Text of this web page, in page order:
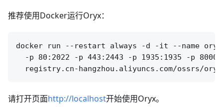
推荐使用Docker运行Oryx：
docker run --restart always -d -it --name oryx
-p 80:2022 -p 443:2443 -p 1935:1935 -p
请打开页面http://localhost开始使用Oryx。